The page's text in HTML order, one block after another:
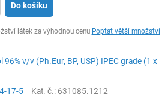
Do košíku
látek za výhodnou cenu Poptat větší množství
96% v/v (Ph.Eur, BP, USP) IPEC grade (1 x
17-5 Kat. č.: 631085.1212